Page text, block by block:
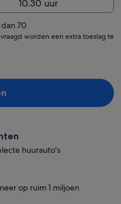
70
worden een extra toeslag te
huurauto's
op ruim 1 miljoen